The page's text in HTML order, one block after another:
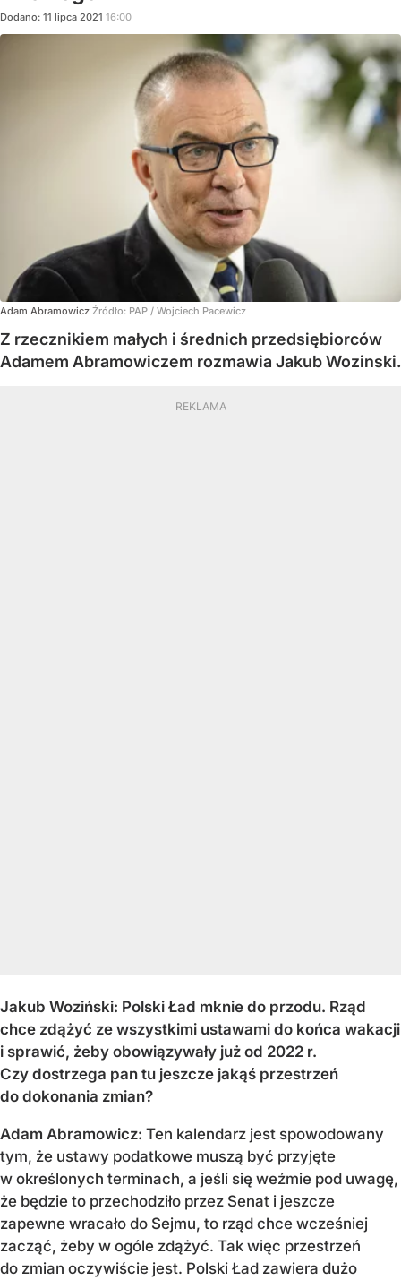
Dodano: 11 lipca 2021 16:00
Adam Abramowicz Źródło: PAP / Wojciech Pacewicz
Z rzecznikiem małych i średnich przedsiębiorców
Adamem Abramowiczem rozmawia Jakub Wozinski.
Jakub Woziński: Polski Ład mknie do przodu. Rząd
chce zdążyć ze wszystkimi ustawami do końca wakacji
i sprawić, żeby obowiązywały już od 2022 r.
Czy dostrzega pan tu jeszcze jakąś przestrzeń
do dokonania zmian?
Adam Abramowicz: Ten kalendarz jest spowodowany
tym, że ustawy podatkowe muszą być przyjęte
w określonych terminach, a jeśli się weźmie pod uwagę,
że będzie to przechodziło przez Senat i jeszcze
zapewne wracało do Sejmu, to rząd chce wcześniej
zacząć, żeby w ogóle zdążyć. Tak więc przestrzeń
do zmian oczywiście jest. Polski Ład zawiera dużo